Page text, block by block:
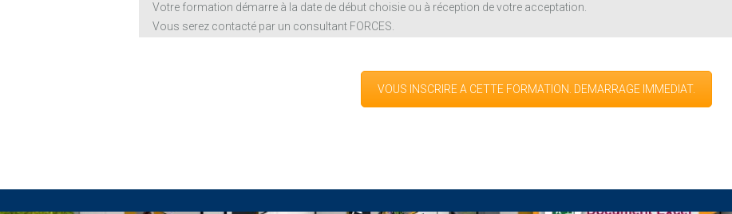
Votre formation démarre à la date de début choisie ou à réception de votre acceptation.
Vous serez contacté par un consultant FORCES.
VOUS INSCRIRE A CETTE FORMATION. DEMARRAGE IMMEDIAT.